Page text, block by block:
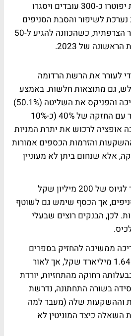
קרפור. במסגרת התוכנית יפוטרו כ-300 עובדים ויסגרו
לשיפור והסבת הסניפים
בהתאם לזיכיון עם קרפור הצרפתית, כשהכוונה להגיע ל-50
של 2023.
לעורר את הרשת הרדומה
גם מתוצאות חלשות. באמצע
2021 רכשו אלקטרה צריכה והפניקס את השליטה (50.1%)
ברשת מנחום ביתן שנותר עם החזקה של 40% (כ-10%
אופציה לרכוש את יתרת המניות
ההשקעות והזרמות הכספים אמורות
אלא שנחום ביתן לא מעוניין
הגיוס הצפוי הוא בהמשך לגיוס של 200 מיליון שקל
אך הכסף שימש גם לשוטף
לכן, הבנקים רוצים שבעלי
ממשיכה להחזיק בספרים
יתרת מוניטין בגובה של 1.64 מיליארד שקל, אך לאור
רחוקה מהתחזיות, יורדת
בשורה התחתונה, נדרשת
וההשקעות שלה (מעבר למה
כיצד המוניטין לא